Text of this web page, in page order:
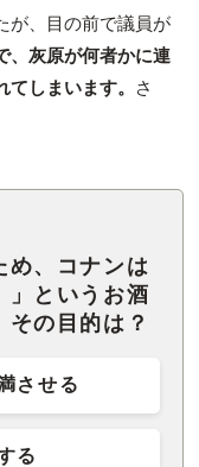
が、目の前で議員が
、灰原が何者かに連
しまいます。
さ
め、コナンは
」というお酒
の目的は？
させる
る